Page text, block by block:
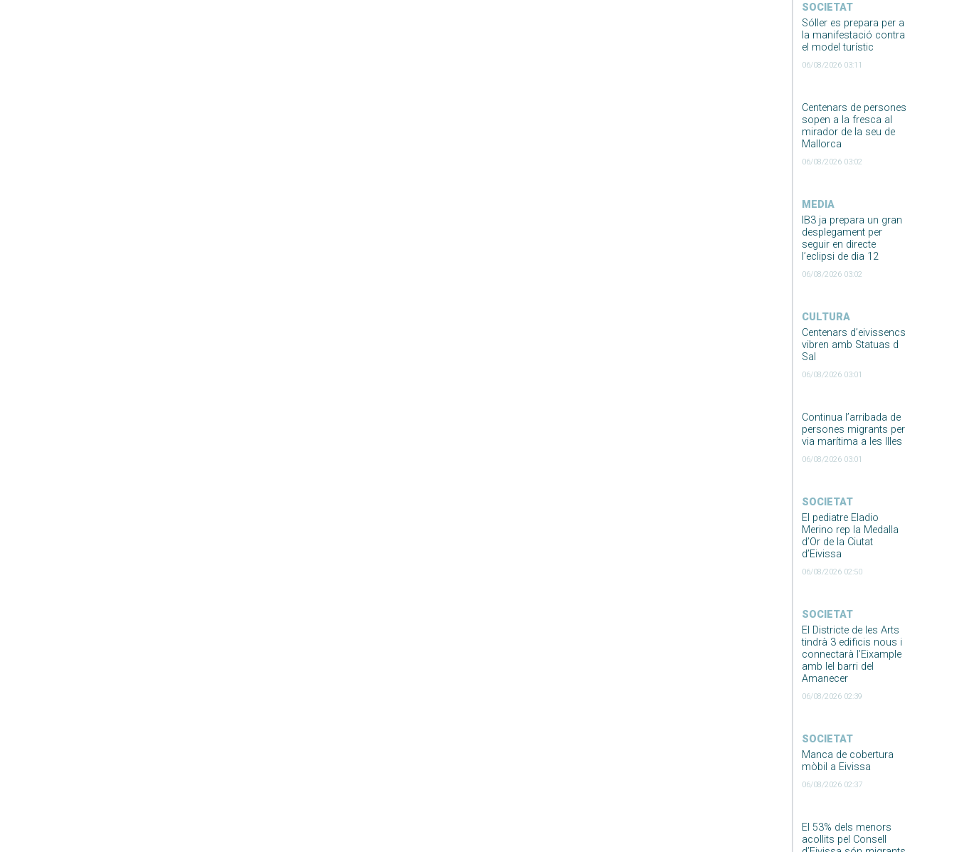
SOCIETAT
Sóller es prepara per a
la manifestació contra
el model turístic
06/08/2026 03:11
Centenars de persones
sopen a la fresca al
mirador de la seu de
Mallorca
06/08/2026 03:02
MEDIA
IB3 ja prepara un gran
desplegament per
seguir en directe
l’eclipsi de dia 12
06/08/2026 03:02
CULTURA
Centenars d’eivissencs
vibren amb Statuas d
Sal
06/08/2026 03:01
Continua l’arribada de
persones migrants per
via marítima a les Illes
06/08/2026 03:01
SOCIETAT
El pediatre Eladio
Merino rep la Medalla
d’Or de la Ciutat
d’Eivissa
06/08/2026 02:50
SOCIETAT
El Districte de les Arts
tindrà 3 edificis nous i
connectarà l’Eixample
amb lel barri del
Amanecer
06/08/2026 02:39
SOCIETAT
Manca de cobertura
mòbil a Eivissa
06/08/2026 02:37
El 53% dels menors
acollits pel Consell